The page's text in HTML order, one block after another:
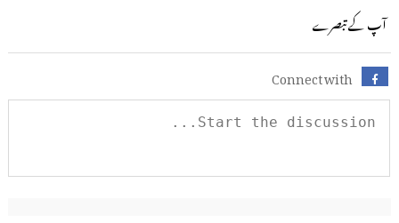
آپ کے تبصرے
Connect with